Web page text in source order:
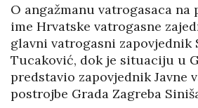
O angažmanu vatrogasaca na
ime Hrvatske vatrogasne
glavni vatrogasni zapovjednik
Tucaković, dok je situaciju u
predstavio zapovjednik Javne
postrojbe Grada Zagreba